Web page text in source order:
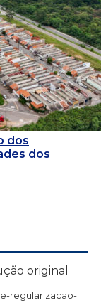
dos
dos
original
regularizacao-